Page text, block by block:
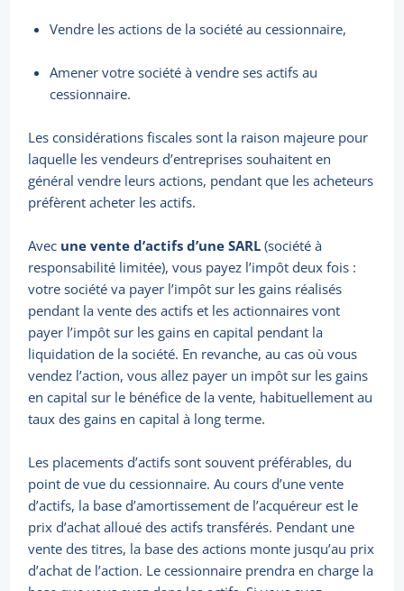
Vendre les actions de la société au cessionnaire,
Amener votre société à vendre ses actifs au
cessionnaire.
Les considérations fiscales sont la raison majeure pour
laquelle les vendeurs d’entreprises souhaitent en
général vendre leurs actions, pendant que les acheteurs
préfèrent acheter les actifs.
Avec une vente d’actifs d’une SARL (société à
responsabilité limitée), vous payez l’impôt deux fois :
votre société va payer l’impôt sur les gains réalisés
pendant la vente des actifs et les actionnaires vont
payer l’impôt sur les gains en capital pendant la
liquidation de la société. En revanche, au cas où vous
vendez l’action, vous allez payer un impôt sur les gains
en capital sur le bénéfice de la vente, habituellement au
taux des gains en capital à long terme.
Les placements d’actifs sont souvent préférables, du
point de vue du cessionnaire. Au cours d’une vente
d’actifs, la base d’amortissement de l’acquéreur est le
prix d’achat alloué des actifs transférés. Pendant une
vente des titres, la base des actions monte jusqu’au prix
d’achat de l’action. Le cessionnaire prendra en charge la